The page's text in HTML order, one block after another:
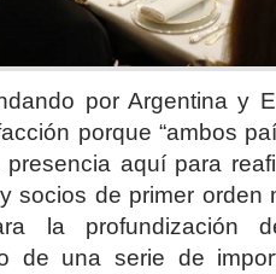
por Argentina y
porque “ambos
aquí para
socios de primer orden
la profundización
de una serie de